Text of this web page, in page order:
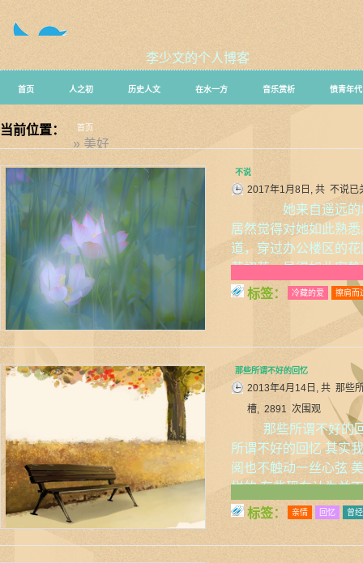
李少文的个人博客
首页 人之初 历史人文 在水一方 音乐赏析 愤青年代
当前位置： 首页
» 美好
不说
2017年1月8日, 共 不说已
她来自遥远的
居然觉得对她如此熟
道，穿过办公楼区的
若初荷，显得如此安
标签：
冷藏的爱 擦肩而
那些所谓不好的回忆
2013年4月14日, 共 那些
槽, 2891 次围观
那些所谓不好的
所谓不好的回忆 其实
阅也不触动一丝心弦
样的 有些现在认为并
标签：
亲情 回忆 曾经